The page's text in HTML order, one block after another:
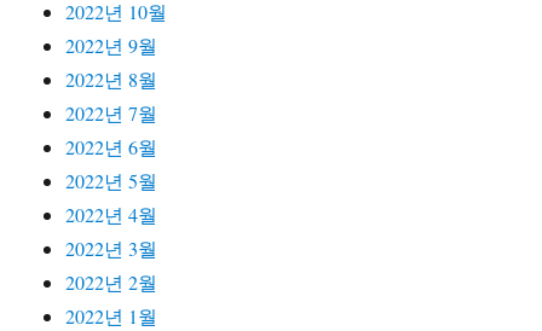
2022년 10월
2022년 9월
2022년 8월
2022년 7월
2022년 6월
2022년 5월
2022년 4월
2022년 3월
2022년 2월
2022년 1월